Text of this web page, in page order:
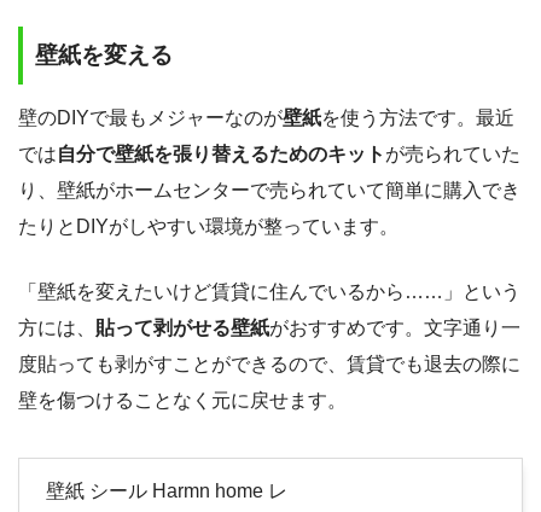
壁紙を変える
壁のDIYで最もメジャーなのが壁紙を使う方法です。最近
では自分で壁紙を張り替えるためのキット が売られていた
り、壁紙がホームセンターで売られていて簡単に購入でき
たりとDIYがしやすい環境が整っています。
「壁紙を変えたいけど賃貸に住んでいるから……」という
方には、 貼って剥がせる壁紙がおすすめです。文字通り一
度貼っても剥がすことができるので、賃貸でも退去の際に
壁を傷つけることなく元に戻せます。
壁紙 シール Harmn home レ